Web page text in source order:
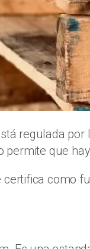
regulada
permite que
como